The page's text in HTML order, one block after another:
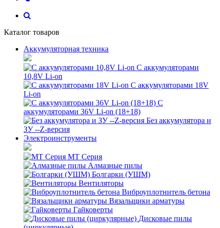
Каталог товаров
Аккумуляторная техника
С аккумуляторами
10,8V Li-on
С аккумуляторами 18V
Li-on
С
аккумуляторами 36V Li-on (18+18)
Без аккумулятора и
ЗУ --Z-версия
Электроинструменты
MT Серия
Алмазные пилы
Болгарки (УШМ)
Вентиляторы
Виброуплотнитель бетона
Вязальщики арматуры
Гайковерты
Дисковые пилы